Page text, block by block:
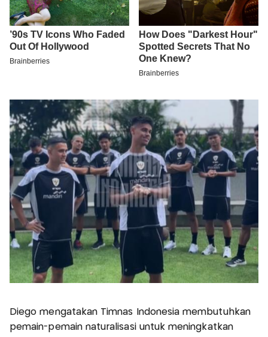
Diego mengatakan Timnas Indonesia membutuhkan
pemain-pemain naturalisasi untuk meningkatkan